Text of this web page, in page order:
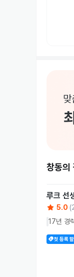
창동의
루크 선
5.0 (
17년 경
첫 등록